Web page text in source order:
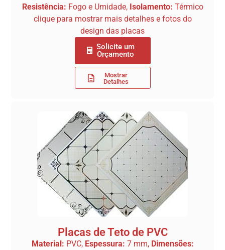
Resistência: Fogo e Umidade, Isolamento: Térmico
clique para mostrar mais detalhes e fotos do
design das placas
Solicite um
Orçamento
Mostrar
Detalhes
Placas de Teto de PVC
Material: PVC, Espessura: 7 mm, Dimensões: